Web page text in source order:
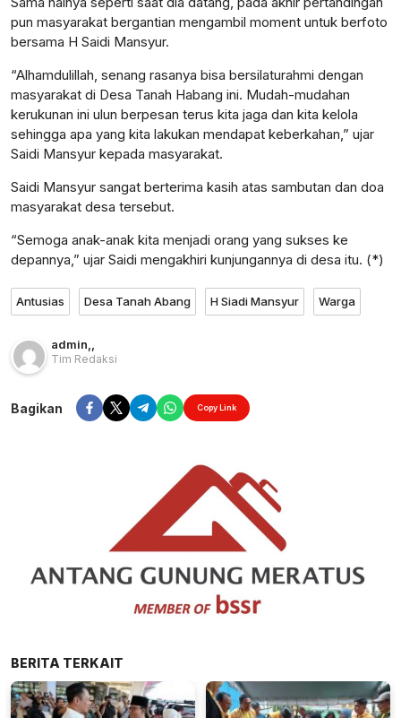
pun masyarakat bergantian mengambil moment untuk berfoto
bersama H Saidi Mansyur.
“Alhamdulillah, senang rasanya bisa bersilaturahmi dengan
masyarakat di Desa Tanah Habang ini. Mudah-mudahan
kerukunan ini ulun berpesan terus kita jaga dan kita kelola
sehingga apa yang kita lakukan mendapat keberkahan,” ujar
Saidi Mansyur kepada masyarakat.
Saidi Mansyur sangat berterima kasih atas sambutan dan doa
masyarakat desa tersebut.
“Semoga anak-anak kita menjadi orang yang sukses ke
depannya,” ujar Saidi mengakhiri kunjungannya di desa itu. (*)
Antusias Desa Tanah Abang H Siadi Mansyur Warga
admin,,
Tim Redaksi
Bagikan Copy Link
BERITA TERKAIT